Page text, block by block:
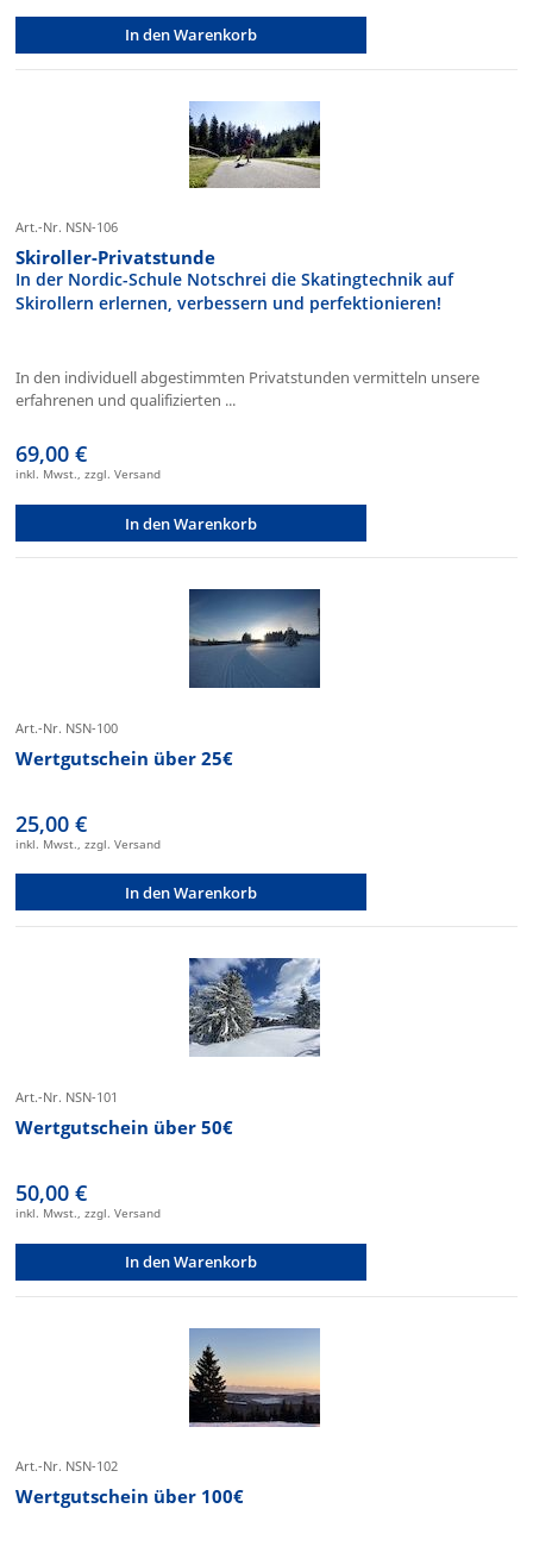
In den Warenkorb
Art.-Nr. NSN-106
Skiroller-Privatstunde
In der Nordic-Schule Notschrei die Skatingtechnik auf
Skirollern erlernen, verbessern und perfektionieren!
In den individuell abgestimmten Privatstunden vermitteln unsere
erfahrenen und qualifizierten ...
69,00 €
inkl. Mwst., zzgl. Versand
In den Warenkorb
Art.-Nr. NSN-100
Wertgutschein über 25€
25,00 €
inkl. Mwst., zzgl. Versand
In den Warenkorb
Art.-Nr. NSN-101
Wertgutschein über 50€
50,00 €
inkl. Mwst., zzgl. Versand
In den Warenkorb
Art.-Nr. NSN-102
Wertgutschein über 100€